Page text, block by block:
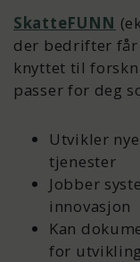
SkatteFUNN
der bedrifter
knyttet til
passer for deg
Utvikler
tjenester
Jobber
innovasjon
Kan
for